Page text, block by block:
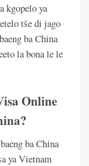
kgopelo ya
tše di jago
ba China
la bona le le
Online
ba China
ya Vietnam